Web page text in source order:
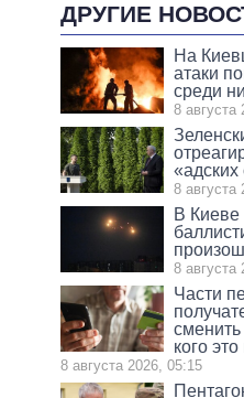
ДРУГИЕ
На
атаки
среди
8 августа
8 августа
В Киеве
8 августа
Части
кого это
8 августа 2026, 05:15